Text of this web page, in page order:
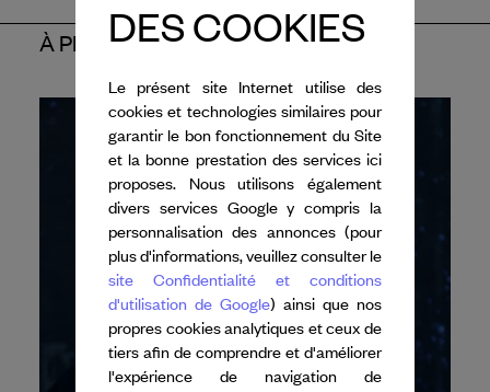
À PROPOS DE L'ARTISTE
DES COOKIES
Le présent site Internet utilise des
cookies et technologies similaires pour
garantir le bon fonctionnement du Site
et la bonne prestation des services ici
proposes. Nous utilisons également
divers services Google y compris la
personnalisation des annonces (pour
plus d'informations, veuillez consulter le
site Confidentialité et conditions
d'utilisation de Google) ainsi que nos
propres cookies analytiques et ceux de
tiers afin de comprendre et d'améliorer
l'expérience de navigation de